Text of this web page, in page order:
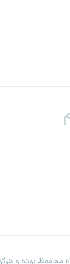
محفوظ بوده و